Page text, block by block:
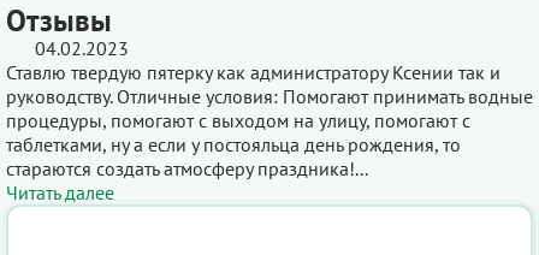
Отзывы
04.02.2023
Ставлю твердую пятерку как администратору Ксении так и
руководству. Отличные условия: Помогают принимать водные
процедуры, помогают с выходом на улицу, помогают с
таблетками, ну а если у постояльца день рождения, то
стараются создать атмосферу праздника!...
Читать далее